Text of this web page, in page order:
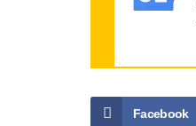
Facebook